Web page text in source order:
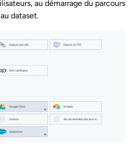
au démarrage du parcours
dataset.